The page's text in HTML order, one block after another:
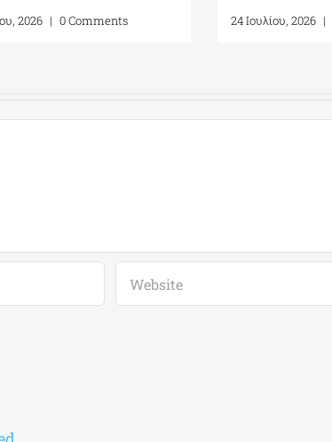
2026 | 0 Comments 24 Ιουλίου, 2026 |